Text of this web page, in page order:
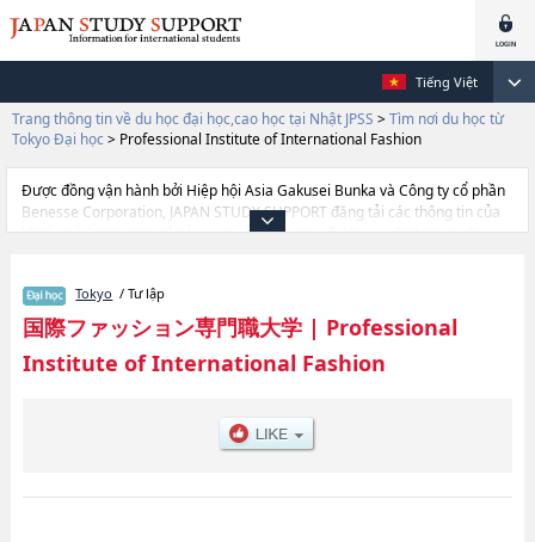
Tiếng Việt
Trang thông tin về du học đại học,cao học tại Nhật JPSS > Tìm nơi du học từ
Tokyo Đại học > Professional Institute of International Fashion
Được đồng vận hành bởi Hiệp hội Asia Gakusei Bunka và Công ty cổ phần
Benesse Corporation, JAPAN STUDY SUPPORT đăng tải các thông tin của
khoảng 1.300 trường đại học, cao học, trường đại học ngắn hạn, trường
International Fashion, và thông tin cần thiết dành cho du học sinh, như là
về các Ngành Faculty of International Fashion, thông tin về từng ngành
học, thông tin liên quan đến thi tuyển như số lượng tuyển sinh, số lượng
trúng tuyển, cở sở trang thiết bị, hướng dẫn địa điểm v.v...
Tokyo / Tư lập
国際ファッション専門職大学| Professional
Institute of International Fashion